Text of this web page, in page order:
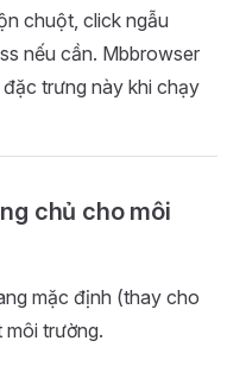
chuột, click ngẫu
nếu cần. Mbbrowser
trưng này khi chạy
chủ cho môi
mặc định (thay cho
trường.